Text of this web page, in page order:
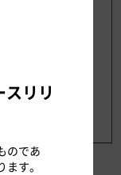
リリ
のであ
す。